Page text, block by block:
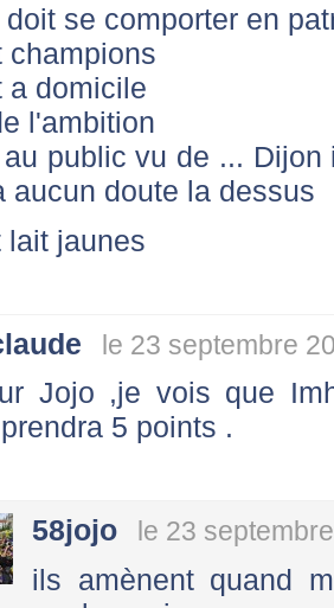
se comporter en
champions
a domicile
l'ambition
public vu de ...
aucun doute la dessus
lait jaunes
le 23 septembre
Jojo ,je vois que
5 points .
58jojo le 23
ils amènent quand